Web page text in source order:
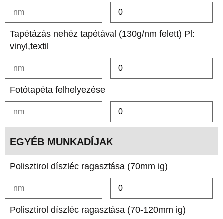
Tapétázás nehéz tapétával (130g/nm felett) Pl:
vinyl,textil
Fotótapéta felhelyezése
EGYÉB MUNKADÍJAK
Polisztirol díszléc ragasztása (70mm ig)
Polisztirol díszléc ragasztása (70-120mm ig)